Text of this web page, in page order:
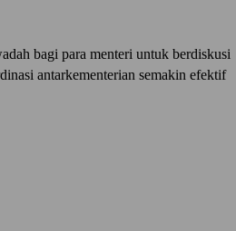
bagi para menteri untuk berdiskusi
antarkementerian semakin efektif